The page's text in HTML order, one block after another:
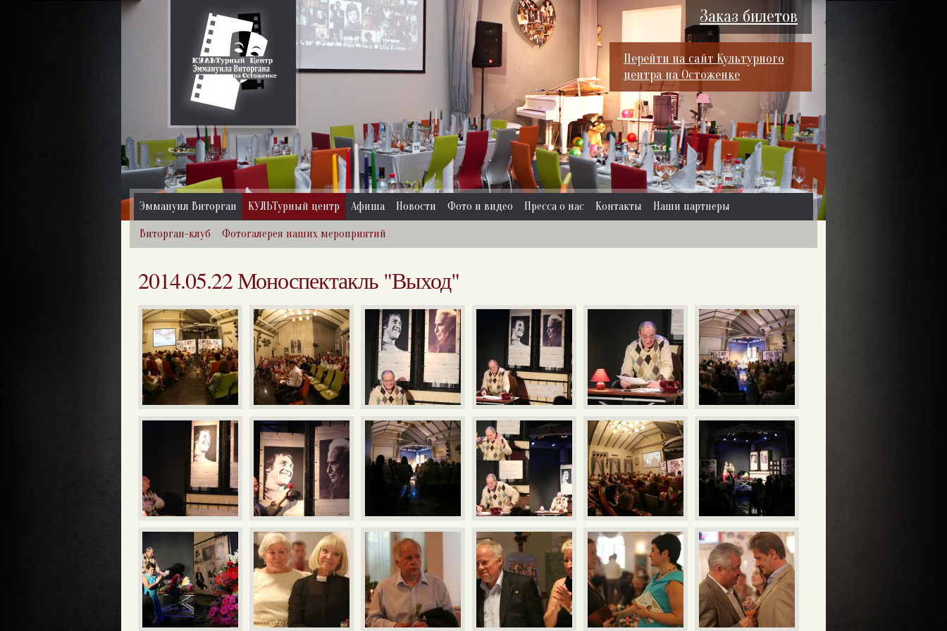
Заказ билетов
Перейти на сайт Культурного
центра на Остоженке
Эммануил Виторган КУЛЬТурный центр Афиша Новости Фото и видео Пресса о нас Контакты Наши партнеры
Виторган-клуб Фотогалерея наших мероприятий
2014.05.22 Моноспектакль "Выход"